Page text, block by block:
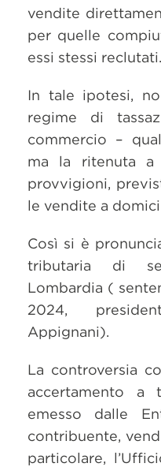
vendite
per quelle
essi stessi reclutati.
In tale ipotesi,
regime di
commercio –
ma la ritenuta a
provvigioni,
le vendite a
Così si è
tributaria di
Lombardia (
2024,
Appignani).
La controversia
accertamento
emesso dalle
contribuente,
particolare,